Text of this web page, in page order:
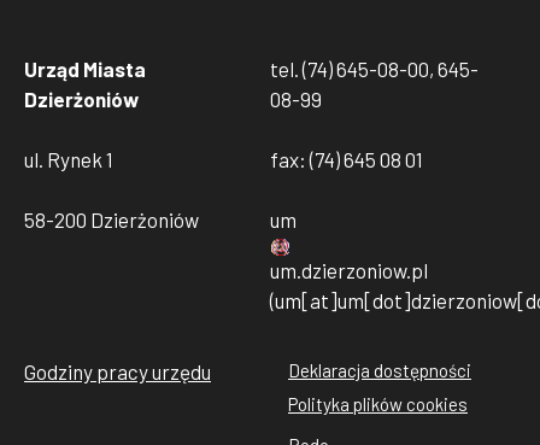
Urząd Miasta
Dzierżoniów
ul. Rynek 1
58-200 Dzierżoniów
tel. (74) 645-08-00, 645-
08-99
fax: (74) 645 08 01
um
um dzierzoniow. pl
Godziny pracy urzędu
Stopka
rodo
Deklaracja dostępności
Polityka plików cookies